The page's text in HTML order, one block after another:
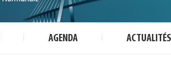
AGENDA ACTUALITÉS